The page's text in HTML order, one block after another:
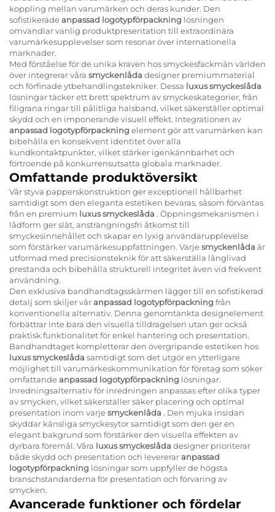
koppling mellan varumärken och deras kunder. Den
sofistikeradeanpassad logotypförpackning lösningen
omvandlar vanlig produktpresentation till extraordinära
varumärkesupplevelser som resonar över internationella
marknader.
Med förståelse för de unika kraven hos smyckesfackmän världen
över integrerar våra smyckenlåda designer premiummaterial
och förfinade ytbehandlingstekniker. Dessa luxus smyckeslåda
lösningar täcker ett brett spektrum av smyckeskategorier, från
filigrana ringar till pålitliga halsband, vilket säkerställer optimal
skydd och en imponerande visuell effekt. Integrationen av
anpassad logotypförpackningelement gör att varumärken kan
bibehålla en konsekvent identitet över alla
kundkontaktpunkter, vilket stärker igenkännbarhet och
förtroende på konkurrensutsatta globala marknader.
Omfattande produktöversikt
Vår styva papperskonstruktion ger exceptionell hållbarhet
samtidigt som den eleganta estetiken bevaras, såsom förväntas
från en premium luxus smyckeslåda . Öppningsmekanismen i
lådform ger slät, ansträngningsfri åtkomst till
smyckesinnehållet och skapar en lyxig användarupplevelse
som förstärker varumärkesuppfattningen. Varjesmyckenlåda är
utformad med precisionsteknik för att säkerställa långlivad
prestanda och bibehålla strukturell integritet även vid frekvent
användning.
Den exklusiva bandhandtagsskärmen lägger till en sofistikerad
detalj som skiljer våranpassad logotypförpackningfrån
konventionella alternativ. Denna genomtänkta designelement
förbättrar inte bara den visuella tilldragelsen utan ger också
praktisk funktionalitet för enkel hantering och presentation.
Bandhandtaget kompletterar den övergripande estetiken hos
luxus smyckeslåda samtidigt som det utgör en ytterligare
möjlighet till varumärkeskommunikation för företag som söker
omfattandeanpassad logotypförpackning lösningar.
Inredningsalternativ för inredningen anpassas efter olika typer
av smycken, vilket säkerställer säker placering och optimal
presentation inom varjesmyckenlåda . Den mjuka insidan
skyddar känsliga smyckesytor samtidigt som den ger en
elegant bakgrund som förstärker den visuella effekten av
dyrbara föremål. Våra luxus smyckeslåda designer prioriterar
både skydd och presentation och levereraranpassad
logotypförpackning lösningar som uppfyller de högsta
branschstandarderna för presentation och förvaring av
smycken.
Avancerade funktioner och fördelar